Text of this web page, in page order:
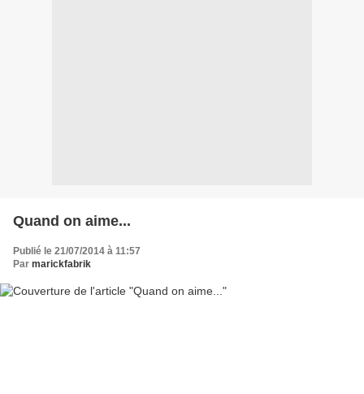
Quand on aime...
Publié le 21/07/2014 à 11:57
Par marickfabrik